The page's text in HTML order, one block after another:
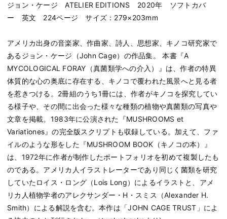
ジョン・ケージ ATELIER EDITIONS 2020年 ソフトカバ
ー 英文 224ページ サイズ：279×203mm
アメリカ出身の音楽家、作曲家、詩人、思想家、キノコ研究家で
あるジョン・ケージ（John Cage）の作品集。 本書『A
MYCOLOGICAL FORAY（真菌類学への介入）』は、作者の特異
体質的な心の奥底に存在する、キノコで覆われた風景へと見る者
を惹きつける。2冊組のうち1冊には、作者がキノコを探究してい
る様子や、その間に出会った様々な種類の植物や真菌類の写真や
文章を掲載。1983年に公演された『MUSHROOMS et
Variationes』の完全版スクリプトも収録している。加えて、ファ
イルのような形をした『MUSHROOM BOOK（キノコの本）』
は、1972年に作者が制作したポートフォリオを初めて複製したも
のである。アメリカ人イラストレーターであり同じく菌類を研究
していたロイス・ロング（Lois Long）によるイラストと、アメ
リカ人植物学者のアレクサンダー・H・スミス（Alexander H.
Smith）による解説を含む。本作は「JOHN CAGE TRUST」によ